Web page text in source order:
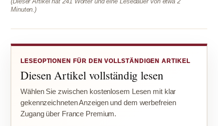
Minuten.)
LESEOPTIONEN FÜR DEN VOLLSTÄNDIGEN ARTIKEL
Diesen Artikel vollständig lesen
Wählen Sie zwischen kostenlosem Lesen mit klar
gekennzeichneten Anzeigen und dem werbefreien
Zugang über France Premium.